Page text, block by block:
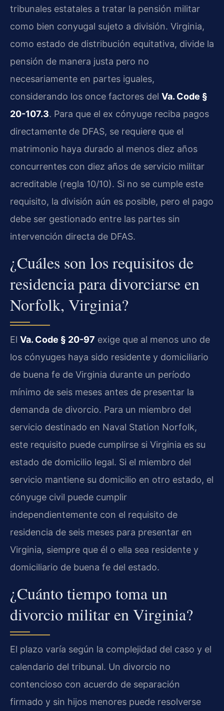
tribunales estatales a tratar la pensión militar
como bien conyugal sujeto a división. Virginia,
como estado de distribución equitativa, divide la
pensión de manera justa pero no
necesariamente en partes iguales,
considerando los once factores del Va. Code §
20-107.3. Para que el ex cónyuge reciba pagos
directamente de DFAS, se requiere que el
matrimonio haya durado al menos diez años
concurrentes con diez años de servicio militar
acreditable (regla 10/10). Si no se cumple este
requisito, la división aún es posible, pero el pago
debe ser gestionado entre las partes sin
intervención directa de DFAS.
¿Cuáles son los requisitos de
residencia para divorciarse en
Norfolk, Virginia?
El Va. Code § 20-97 exige que al menos uno de
los cónyuges haya sido residente y domiciliario
de buena fe de Virginia durante un período
mínimo de seis meses antes de presentar la
demanda de divorcio. Para un miembro del
servicio destinado en Naval Station Norfolk,
este requisito puede cumplirse si Virginia es su
estado de domicilio legal. Si el miembro del
servicio mantiene su domicilio en otro estado, el
cónyuge civil puede cumplir
independientemente con el requisito de
residencia de seis meses para presentar en
Virginia, siempre que él o ella sea residente y
domiciliario de buena fe del estado.
¿Cuánto tiempo toma un
divorcio militar en Virginia?
El plazo varía según la complejidad del caso y el
calendario del tribunal. Un divorcio no
contencioso con acuerdo de separación
firmado y sin hijos menores puede resolverse